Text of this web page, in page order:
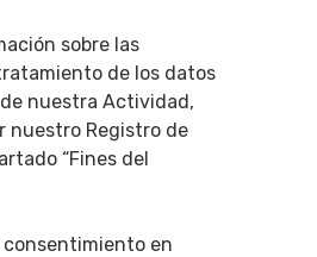
sobre las
de los datos
nuestra Actividad,
nuestro Registro de
“Fines del
en